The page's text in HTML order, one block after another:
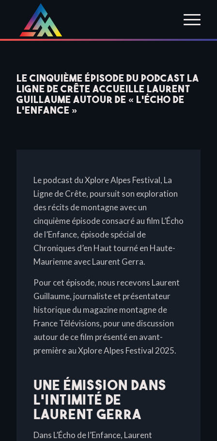
Le cinquième épisode du podcast La
Ligne de Crête accueille Laurent
Guillaume autour de « L’Écho de
l’Enfance »
Le podcast du Xplore Alpes Festival, La
Ligne de Crête, poursuit son exploration
des récits de montagne avec un
cinquième épisode consacré au film L’Écho
de l’Enfance, épisode spécial de
Chroniques d’en Hauttourné en Haute-
Maurienne avec Laurent Gerra.
Pour cet épisode, nous recevons Laurent
Guillaume, journaliste et présentateur
historique du magazine montagne de
France Télévisions, pour une discussion
autour de ce film présenté en avant-
première au Xplore Alpes Festival 2025.
UNE ÉMISSION DANS
L’INTIMITÉ DE
LAURENT GERRA
Dans L’Écho de l’Enfance, Laurent